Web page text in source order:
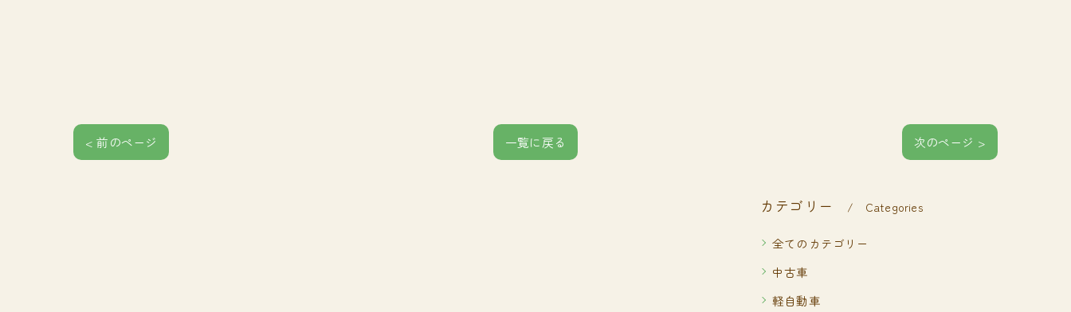
< 前のページ 一覧に戻る 次のページ >
カテゴリー Categories
全てのカテゴリー
中古車
軽自動車